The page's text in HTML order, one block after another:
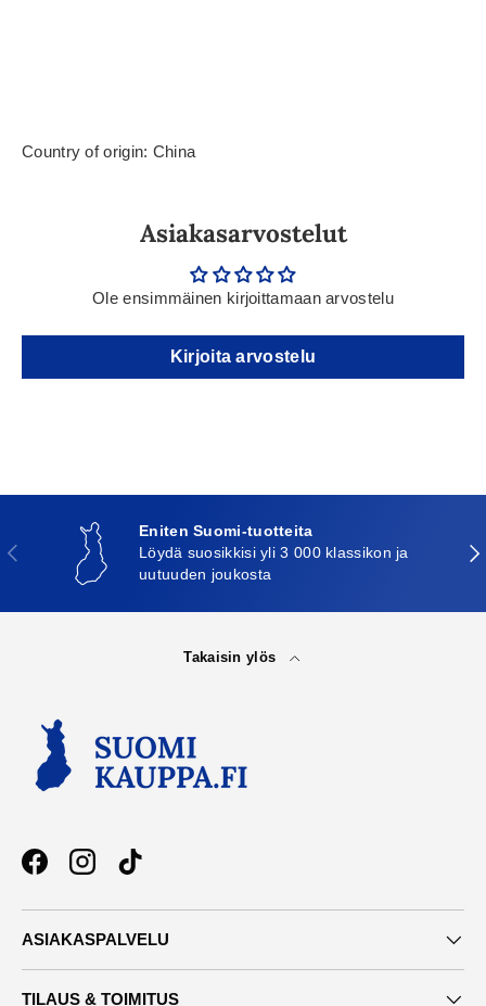
Country of origin: China
Asiakasarvostelut
Ole ensimmäinen kirjoittamaan arvostelu
Kirjoita arvostelu
Edellinen
Eniten Suomi-tuotteita
Löydä suosikkisi yli 3 000 klassikon ja
uutuuden joukosta
Takaisin ylös
FacebookInstagramTikTok
ASIAKASPALVELU
TILAUS & TOIMITUS